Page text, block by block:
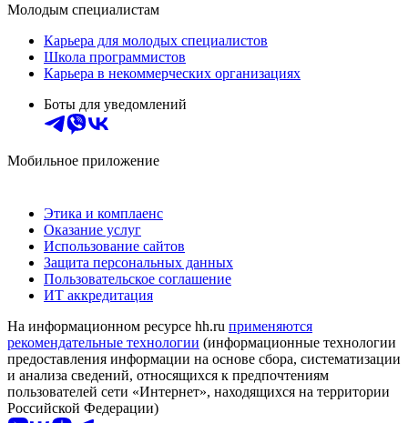
Молодым специалистам
Карьера для молодых специалистов
Школа программистов
Карьера в некоммерческих организациях
Боты для уведомлений
Мобильное приложение
Этика и комплаенс
Оказание услуг
Использование сайтов
Защита персональных данных
Пользовательское соглашение
ИТ аккредитация
На информационном ресурсе hh.ru применяются
рекомендательные технологии (информационные технологии
предоставления информации на основе сбора, систематизации
и анализа сведений, относящихся к предпочтениям
пользователей сети «Интернет», находящихся на территории
Российской Федерации)